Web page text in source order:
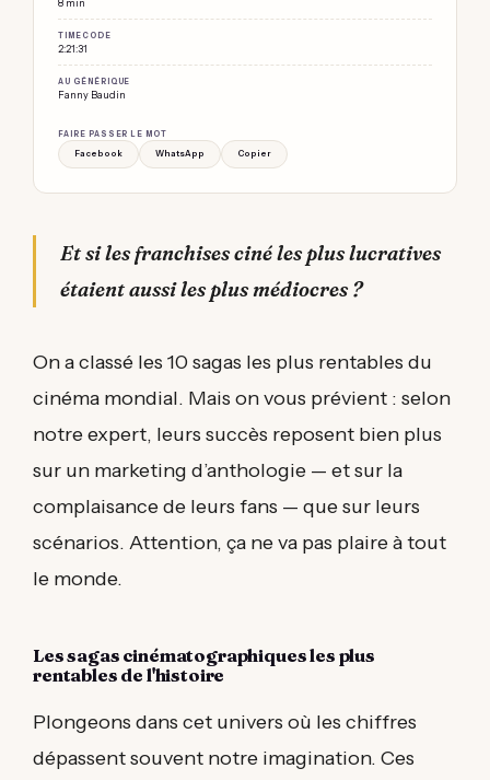
8 min
TIMECODE
2:21:31
AU GÉNÉRIQUE
Fanny Baudin
FAIRE PASSER LE MOT
Facebook
WhatsApp Copier
Et si les franchises ciné les plus lucratives
étaient aussi les plus médiocres ?
On a classé les 10 sagas les plus rentables du
cinéma mondial. Mais on vous prévient : selon
notre expert, leurs succès reposent bien plus
sur un marketing d’anthologie — et sur la
complaisance de leurs fans — que sur leurs
scénarios. Attention, ça ne va pas plaire à tout
le monde.
Les sagas cinématographiques les plus
rentables de l'histoire
Plongeons dans cet univers où les chiffres
dépassent souvent notre imagination. Ces